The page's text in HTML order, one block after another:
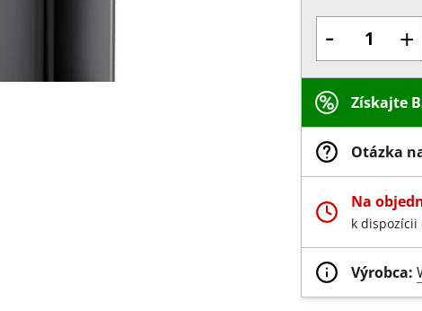
- +
Získajte
Otázka
Na
k dispozícii
Výrobca: